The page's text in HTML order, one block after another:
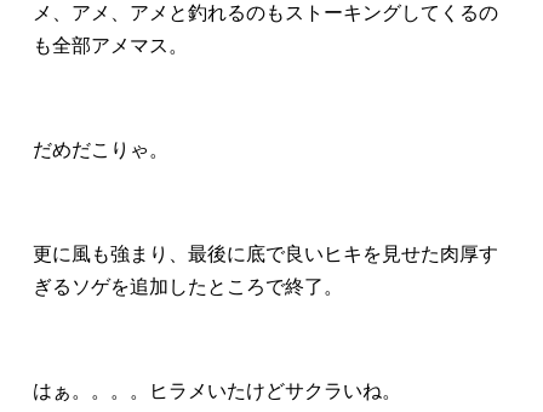
メ、アメ、アメと釣れるのもストーキングしてくるの
も全部アメマス。
だめだこりゃ。
更に風も強まり、最後に底で良いヒキを見せた肉厚す
ぎるソゲを追加したところで終了。
はぁ。。。。ヒラメいたけどサクラいね。